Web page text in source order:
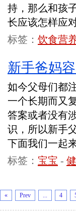
持，那么和孩
长应该怎样应
标签： 饮食营
新手爸妈
如今父母们都
一个长期而又
答案或者没有
识，所以新手
下面我们一起
标签： 宝宝 -
« Prev ... 4